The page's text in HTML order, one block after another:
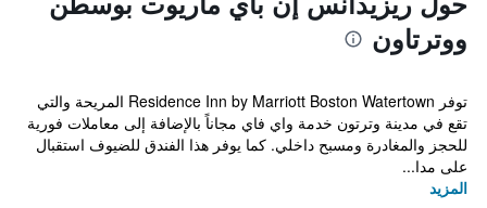
ووترتاون
توفر Residence Inn by Marriott Boston Watertown المريحة والتي
تقع في مدينة وترتون خدمة واي فاي مجاناً بالإضافة إلى معاملات فورية
للحجز والمغادرة ومسبح داخلي. كما يوفر هذا الفندق للضيوف استقبال
على مدا...
المزيد